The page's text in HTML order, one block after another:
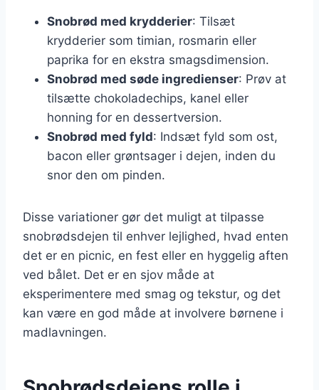
Snobrød med krydderier: Tilsæt
krydderier som timian, rosmarin eller
paprika for en ekstra smagsdimension.
Snobrød med søde ingredienser: Prøv at
tilsætte chokoladechips, kanel eller
honning for en dessertversion.
Snobrød med fyld: Indsæt fyld som ost,
bacon eller grøntsager i dejen, inden du
snor den om pinden.
Disse variationer gør det muligt at tilpasse
snobrødsdejen til enhver lejlighed, hvad enten
det er en picnic, en fest eller en hyggelig aften
ved bålet. Det er en sjov måde at
eksperimentere med smag og tekstur, og det
kan være en god måde at involvere børnene i
madlavningen.